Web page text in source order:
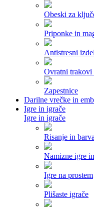
Obeski za
Priponke in
Antistresni
Ovratni trakovi
Zapestnice
Darilne vrečke in
Igre in igrače
Igre in igrače
Risanje in
Namizne igre
Igre na prostem
Plišaste igrače